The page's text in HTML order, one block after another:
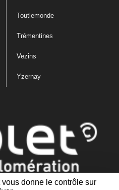
donne le contrôle sur
Toutlemonde
Trémentines
Vezins
Yzernay